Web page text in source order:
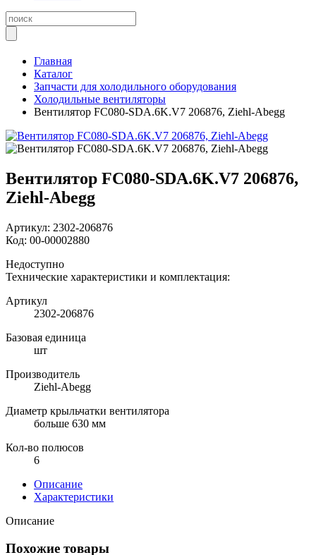
Главная
Каталог
Запчасти для холодильного оборудования
Холодильные вентиляторы
Вентилятор FC080-SDA.6K.V7 206876, Ziehl-Abegg
Вентилятор FC080-SDA.6K.V7 206876,
Ziehl-Abegg
Артикул: 2302-206876
Код: 00-00002880
Недоступно
Технические характеристики и комплектация:
Артикул
2302-206876
Базовая единица
шт
Производитель
Ziehl-Abegg
Диаметр крыльчатки вентилятора
больше 630 мм
Кол-во полюсов
6
Описание
Характеристики
Описание
Похожие товары